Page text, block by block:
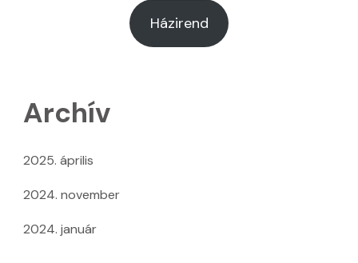
Házirend
Archív
2025. április
2024. november
2024. január